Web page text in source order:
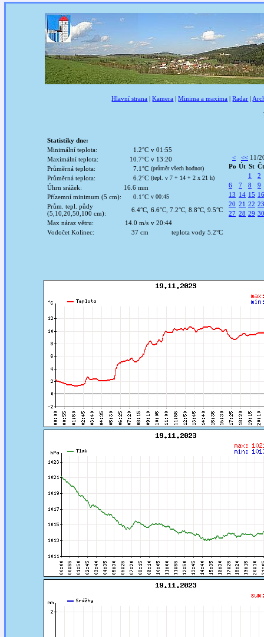
Hlavní strana |Kamera |Minima a maxima |Radar |
Statistiky dne:
Minimální teplota:
1.2°C v 01:55
Maximální teplota:
10.7°C v 13:20
Průměrná teplota:
7.1°C (průměr všech hodnot)
Průměrná teplota: 6.2°C (tepl. v 7 + 14 + 2 x 21 h)
Úhrn srážek:
16.6 mm
Přízemní minimum (5 cm):
0.1°C v 00:45
Prům. tepl. půdy
(5,10,20,50,100 cm):
6.4°C, 6.6°C, 7.2°C, 8.8°C, 9.5°C
Max náraz větru:
14.0 m/s v 20:44
Vodočet Kolinec:
37 cm teplota vody 5.2°C
< << 11/
Po Út St Čt
1
2
6
7 8
9
13 14 15 16
20 21 22 23
27 28 29 30